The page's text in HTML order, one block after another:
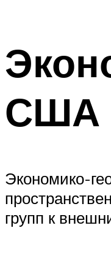
США
Экономико-
групп к